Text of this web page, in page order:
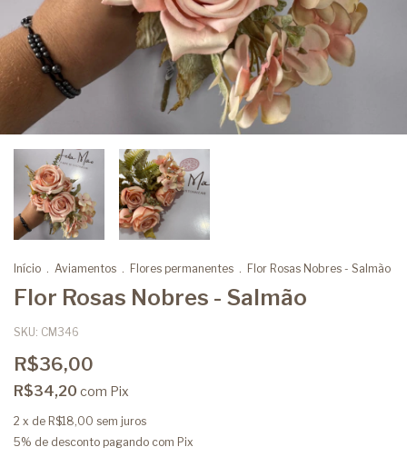
Início . Aviamentos . Flores permanentes . Flor Rosas Nobres - Salmão
Flor Rosas Nobres - Salmão
SKU: CM346
R$36,00
R$34,20 com Pix
2 x de R$18,00 sem juros
5% de desconto pagando com Pix